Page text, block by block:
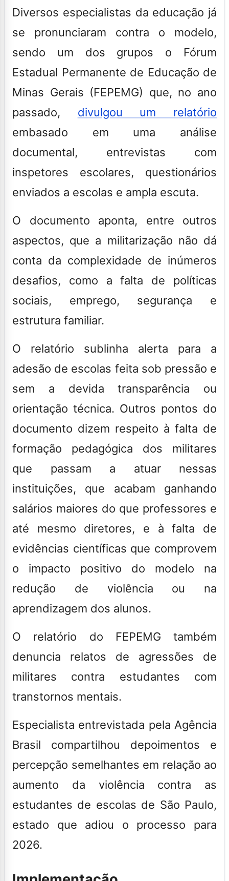
Diversos especialistas da educação já
se pronunciaram contra o modelo,
sendo um dos grupos o Fórum
Estadual Permanente de Educação de
Minas Gerais (FEPEMG) que, no ano
passado, divulgou um relatório
embasado em uma análise
documental, entrevistas com
inspetores escolares, questionários
enviados a escolas e ampla escuta.
O documento aponta, entre outros
aspectos, que a militarização não dá
conta da complexidade de inúmeros
desafios, como a falta de políticas
sociais, emprego, segurança e
estrutura familiar.
O relatório sublinha alerta para a
adesão de escolas feita sob pressão e
sem a devida transparência ou
orientação técnica. Outros pontos do
documento dizem respeito à falta de
formação pedagógica dos militares
que passam a atuar nessas
instituições, que acabam ganhando
salários maiores do que professores e
até mesmo diretores, e à falta de
evidências científicas que comprovem
o impacto positivo do modelo na
redução de violência ou na
aprendizagem dos alunos.
O relatório do FEPEMG também
denuncia relatos de agressões de
militares contra estudantes com
transtornos mentais.
Especialista entrevistada pela Agência
Brasil compartilhou depoimentos e
percepção semelhantes em relação ao
aumento da violência contra as
estudantes de escolas de São Paulo,
estado que adiou o processo para
2026.